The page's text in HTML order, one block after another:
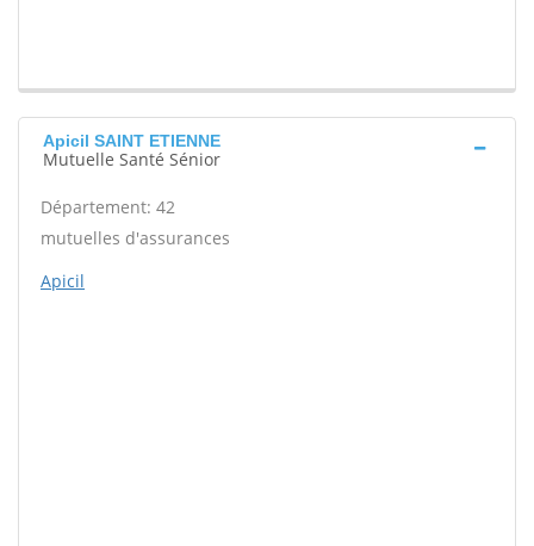
Apicil SAINT ETIENNE
Mutuelle Santé Sénior
Département: 42
mutuelles d'assurances
Apicil